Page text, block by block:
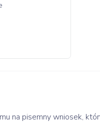
na pisemny wniosek,